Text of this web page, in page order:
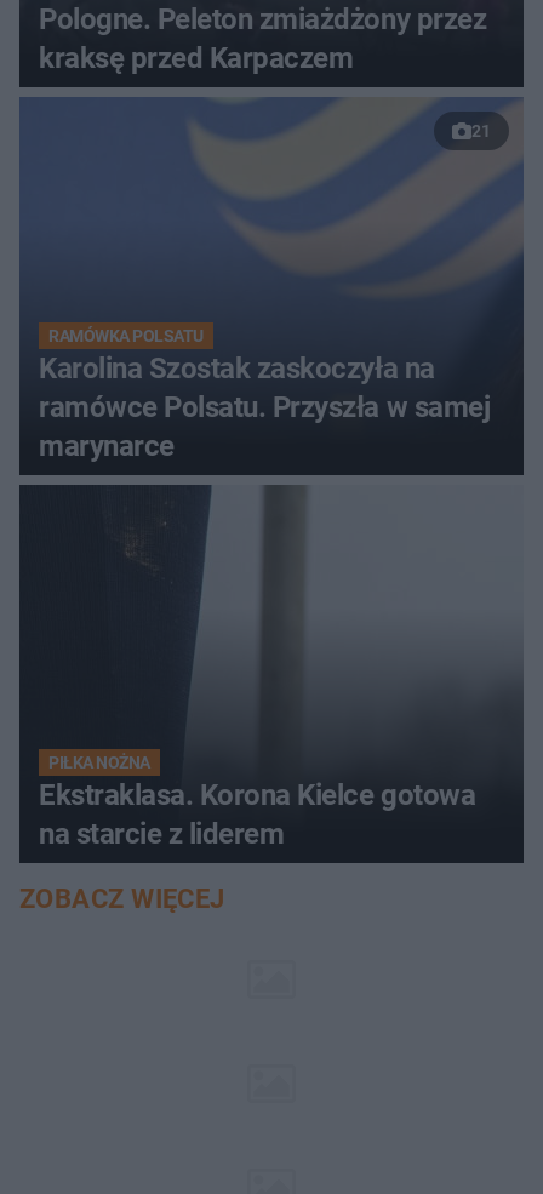
Pologne. Peleton zmiażdżony przez
kraksę przed Karpaczem
21
RAMÓWKA POLSATU
Karolina Szostak zaskoczyła na
ramówce Polsatu. Przyszła w samej
marynarce
PIŁKA NOŻNA
Ekstraklasa. Korona Kielce gotowa
na starcie z liderem
ZOBACZ WIĘCEJ